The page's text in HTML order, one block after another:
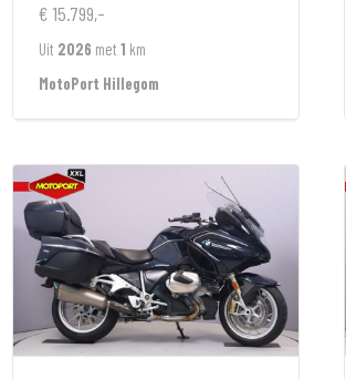
€ 15.799,-
Uit 2026 met 1 km
MotoPort Hillegom